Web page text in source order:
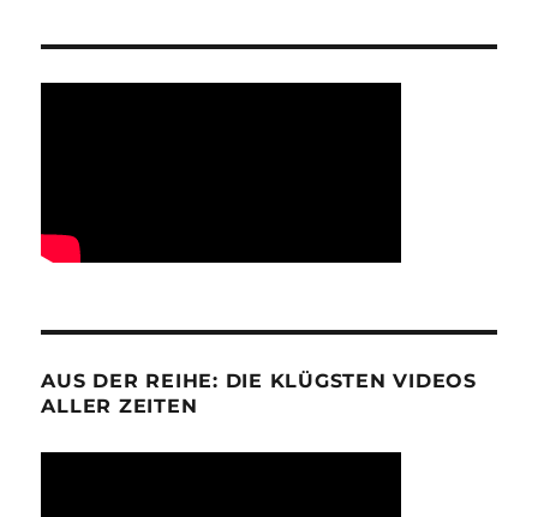
AUS DER REIHE: DIE KLÜGSTEN VIDEOS
ALLER ZEITEN